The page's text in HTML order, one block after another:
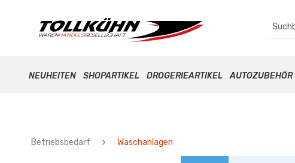
NEUHEITEN SHOPARTIKEL DROGERIEARTIKEL AUTOZUBEHÖR
Betriebsbedarf Waschanlagen